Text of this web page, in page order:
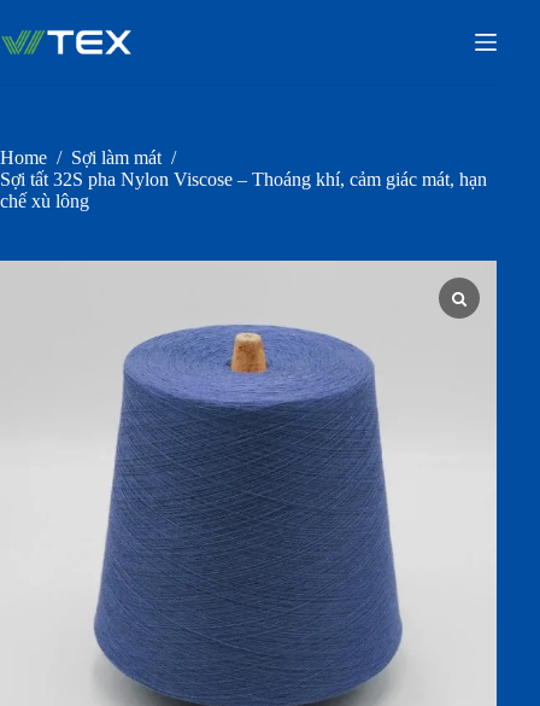
content
Home / Sợi làm mát /
Sợi tất 32S pha Nylon Viscose – Thoáng khí, cảm giác mát, hạn
chế xù lông